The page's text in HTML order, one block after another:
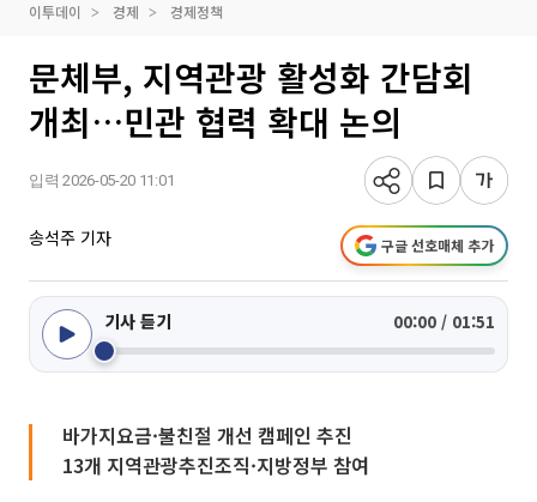
이투데이 경제 경제정책
문체부, 지역관광 활성화 간담회
개최…민관 협력 확대 논의
입력 2026-05-20 11:01
송석주 기자 구글 선호매체 추가
기사 듣기 00:00 / 01:51
바가지요금·불친절 개선 캠페인 추진
13개 지역관광추진조직·지방정부 참여